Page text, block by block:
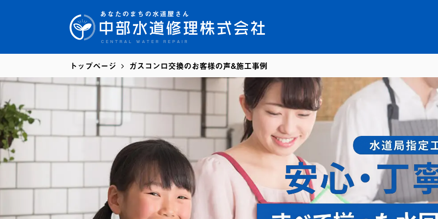
トップページ ガスコンロ交換のお客様の声&施工事例